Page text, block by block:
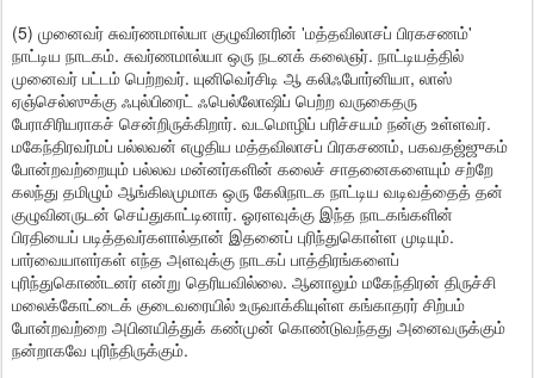
(5) முனைவர் சுவர்ணமால்யா குழுவினரின் 'மத்தவிலாசப் பிரகசணம்'
நாட்டிய நாடகம். சுவர்ணமால்யா ஒரு நடனக் கலைஞர். நாட்டியத்தில்
முனைவர் பட்டம் பெற்றவர். யுனிவெர்சிடி ஆ கலிஃபோர்னியா, லாஸ்
ஏஞ்செல்ஸுக்கு ஃபுல்பிரைட் ஃபெல்லோஷிப் பெற்ற வருகைதரு
பேராசிரியராகச் சென்றிருக்கிறார். வடமொழிப் பரிச்சயம் நன்கு உள்ளவர்.
மகேந்திரவர்மப் பல்லவன் எழுதிய மத்தவிலாசப் பிரகசணம், பகவதஜ்ஜுகம்
போன்றவற்றையும் பல்லவ மன்னர்களின் கலைச் சாதனைகளையும் சற்றே
கலந்து தமிழும் ஆங்கிலமுமாக ஒரு கேலிநாடக நாட்டிய வடிவத்தைத் தன்
குழுவினருடன் செய்துகாட்டினார். ஓரளவுக்கு இந்த நாடகங்களின்
பிரதியைப் படித்தவர்களால்தான் இதனைப் புரிந்துகொள்ள முடியும்.
பார்வையாளர்கள் எந்த அளவுக்கு நாடகப் பாத்திரங்களைப்
புரிந்துகொண்டனர் என்று தெரியவில்லை. ஆனாலும் மகேந்திரன் திருச்சி
மலைக்கோட்டைக் குடைவரையில் உருவாக்கியுள்ள கங்காதரர் சிற்பம்
போன்றவற்றை அபினயித்துக் கண்முன் கொண்டுவந்தது அனைவருக்கும்
நன்றாகவே புரிந்திருக்கும்.